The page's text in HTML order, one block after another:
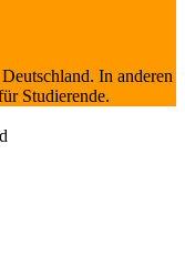
In anderen
Studierende.